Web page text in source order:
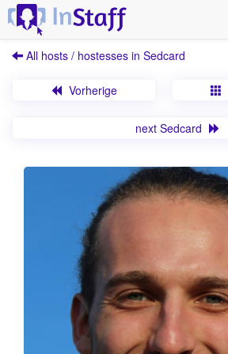
All hosts / hostesses in Sedcard
Vorherige
next Sedcard